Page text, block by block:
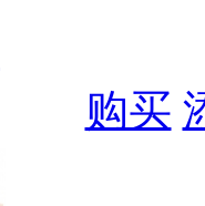
购买